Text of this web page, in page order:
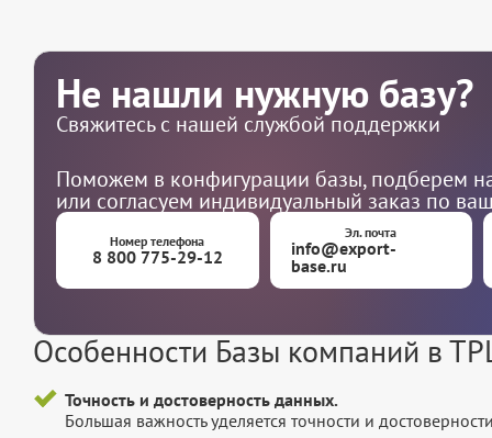
Не нашли нужную базу?
Свяжитесь с нашей службой поддержки
Поможем в конфигурации базы, подберем
или согласуем индивидуальный заказ по
Номер телефона
8 800 775-29-12
Эл. почта
info@export-
base.ru
Особенности Базы компаний в
Точность и достоверность данных.
Большая важность уделяется точности и